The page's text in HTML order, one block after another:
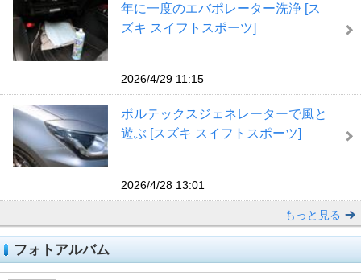
年に一度のエバポレーター洗浄 [ス
ズキ スイフトスポーツ]
2026/4/29 11:15
ボルテックスジェネレーターで風と
遊ぶ [スズキ スイフトスポーツ]
2026/4/28 13:01
もっと見る
フォトアルバム